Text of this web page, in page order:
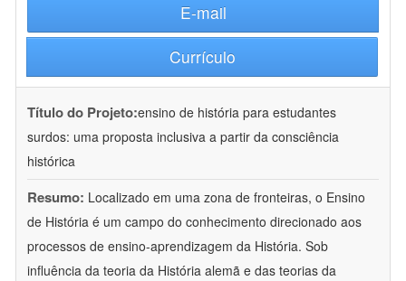
E-mail
Currículo
Título do Projeto:ensino de história para estudantes
surdos: uma proposta inclusiva a partir da consciência
histórica
Resumo: Localizado em uma zona de fronteiras, o Ensino
de História é um campo do conhecimento direcionado aos
processos de ensino-aprendizagem da História. Sob
influência da teoria da História alemã e das teorias da